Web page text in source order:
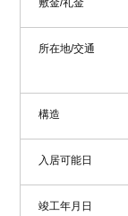
敷金/礼金
所在地/交通
構造
入居可能日
竣工年月日